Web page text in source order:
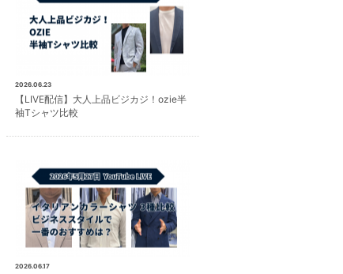
2026.06.23
【LIVE配信】大人上品ビジカジ！ozie半
袖Tシャツ比較
2026.06.17